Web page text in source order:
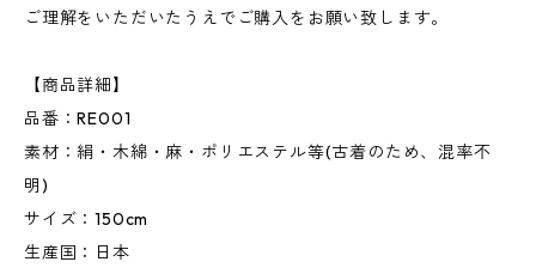
ご理解をいただいたうえでご購入をお願い致します。
【商品詳細】
品番：RE001
素材：絹・木綿・麻・ポリエステル等(古着のため、混率不
明)
サイズ：150cm
生産国：日本